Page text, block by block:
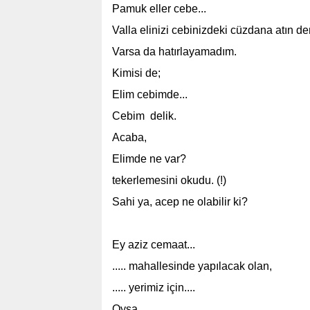
Pamuk eller cebe...
Valla elinizi cebinizdeki cüzdana atın
Varsa da hatırlayamadım.
Kimisi de;
Elim cebimde...
Cebim delik.
Acaba,
Elimde ne var?
tekerlemesini okudu. (!)
Sahi ya, acep ne olabilir ki?
Ey aziz cemaat...
..... mahallesinde yapılacak olan,
..... yerimiz için....